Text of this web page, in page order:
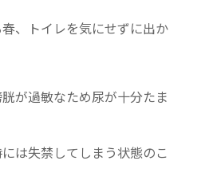
、トイレを気にせずに出か
が過敏なため尿が十分たま
は失禁してしまう状態のこ